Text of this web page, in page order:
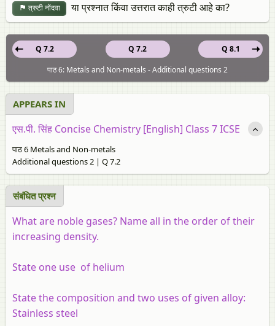
त्रुटी नोंदवा या प्रश्नात किंवा उत्तरात काही त्रुटी आहे का?
Q 7.2
Q 7.2
Q 8.1
पाठ 6: Metals and Non-metals - Additional questions 2
APPEARS IN
एस.पी. सिंह Concise Chemistry [English] Class 7 ICSE
पाठ 6 Metals and Non-metals
Additional questions 2 | Q 7.2
संबंधित प्रश्‍न
What are noble gases? Name all in the order of their
increasing density.
State one use of helium
State the composition and two uses of given alloy:
Stainless steel